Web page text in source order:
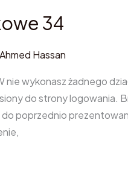
34
Ahmed Hassan
nie wykonasz żadnego
do strony logowania.
poprzednio